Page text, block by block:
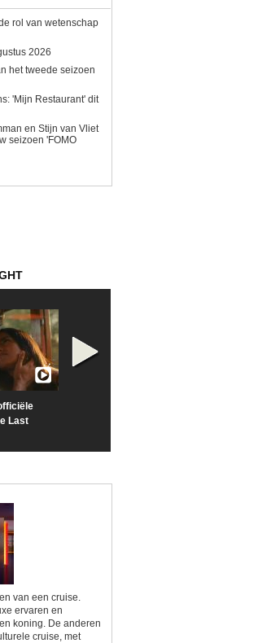
rol van wetenschap
2026
het tweede seizoen
'Mijn Restaurant' dit
en Stijn van Vliet
seizoen 'FOMO
Last
van een cruise.
ervaren en
koning. De anderen
cruise, met